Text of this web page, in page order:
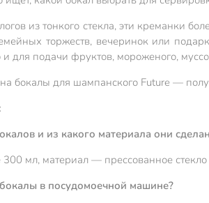
из тонкого стекла, эти креманки
торжеств, вечеринок или
и для подачи фруктов, мороженого,
бокалы для шампанского Future —
и из какого материала они
мл, материал — прессованное
в посудомоечной машине?